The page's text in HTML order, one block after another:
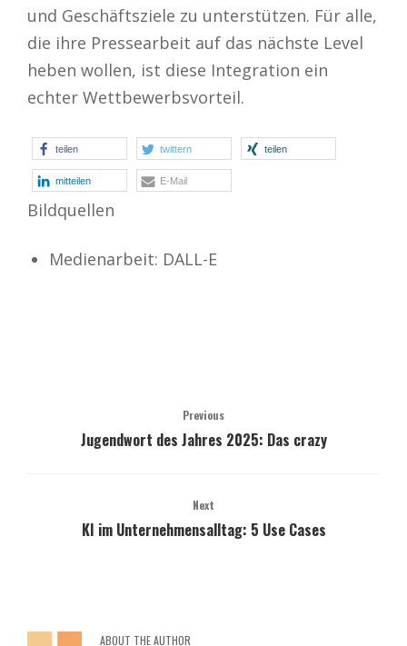
und Geschäftsziele zu unterstützen. Für alle,
die ihre Pressearbeit auf das nächste Level
heben wollen, ist diese Integration ein
echter Wettbewerbsvorteil.
teilen twittern teilen
mitteilen E-Mail
Bildquellen
Medienarbeit: DALL-E
Previous
Jugendwort des Jahres 2025: Das crazy
Next
KI im Unternehmensalltag: 5 Use Cases
ABOUT THE AUTHOR